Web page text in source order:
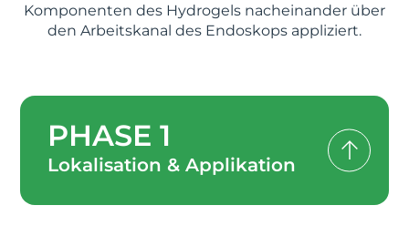
Komponenten des Hydrogels nacheinander über
den Arbeitskanal des Endoskops appliziert.
PHASE 1
Lokalisation & Applikation